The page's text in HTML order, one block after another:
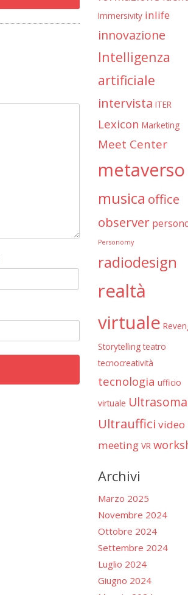
Immersivity inlife
innovazione
Intelligenza
artificiale
intervista ITER
Lexicon Marketing
Meet Center
metaverso
musica office
observer
Personomy
radiodesign
realtà
virtuale
Storytelling teatro
tecnocreatività
tecnologia ufficio
virtuale Ultrasoma
Ultrauffici video
meeting VR
Archivi
Marzo 2025
Novembre 2024
Ottobre 2024
Settembre 2024
Luglio 2024
Giugno 2024